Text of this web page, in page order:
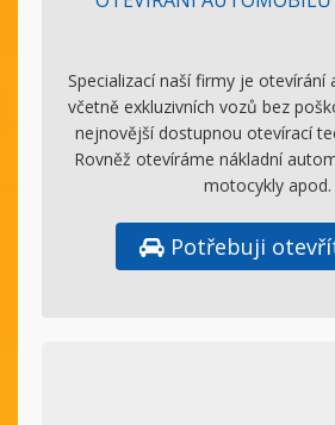
Specializací naší firmy je otevírání
včetně exkluzivních vozů bez
nejnovější dostupnou otevírací
Rovněž otevíráme nákladní
motocykly apod.
Potřebuji